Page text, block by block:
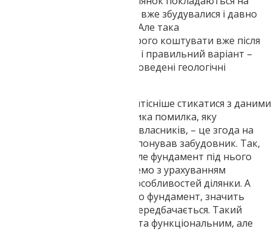
випадок чи досвід сусідів, які вже збудувалися і давно
експлуатують нову будівлю. Але така
непередбачливість може дорого коштувати вже після
будівництва. Найнадійніший і правильний варіант –
будувати будинок там, де проведені геологічні
Стадія проектування має найтісніше стикатися з даними
геологічних досліджень. Велика помилка, яку
припускаються багато землевласників, – це згода на
типовий проект, який запропонував забудовник. Так,
типовий проект має місце, але фундамент під нього
повинен проектуватися окремо з урахуванням
індивідуальних геологічних особливостей ділянки. А
якщо в проект вже закладено фундамент, значить
проведення досліджень не передбачається. Такий
будинок може бути зручним та функціональним, але